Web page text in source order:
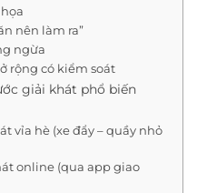
nên làm ra”
ngừa
rộng có kiểm soát
giải khát phổ biến
vỉa hè (xe đẩy – quầy nhỏ
online (qua app giao